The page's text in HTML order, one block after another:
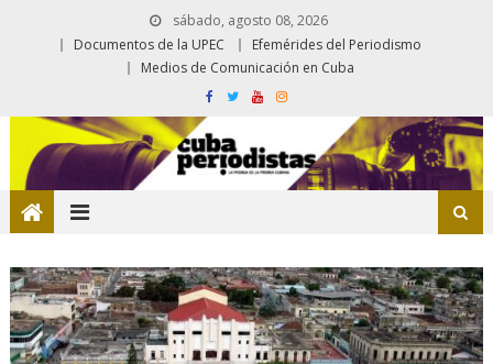
sábado, agosto 08, 2026
Documentos de la UPEC
Efemérides del Periodismo
Medios de Comunicación en Cuba